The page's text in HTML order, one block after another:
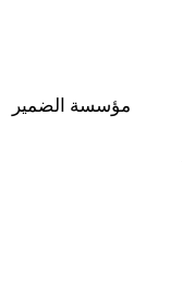
مؤسسة الضمير